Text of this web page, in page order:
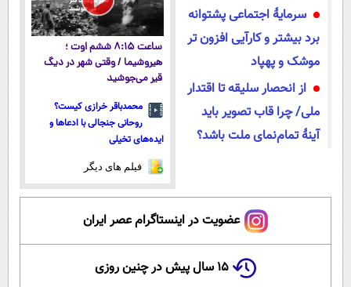
سرمایۀ اجتماعی پشتوانه
برد بیشتر و کارآیی افزون تر
موشک و پهپاد
از انحصار سلیقه‌ تا اقتدار
ملی/ چرا قاب تصویر باید
آینۀ تمام‌نمای ملت باشد؟
ساعت ۸:۱۵ ششم اوت ؛
هیروشیما / وقتی شهر در دیگ
قیر می‌جوشید
محمدباقر خرازی کیست؟
روحانی جنجالی با ادعاها و
ایده‌های تخیلی
فیلم های دیگر
عضویت در اینستاگرام عصر ایران
۱۵ سال پیش در چنین روزی